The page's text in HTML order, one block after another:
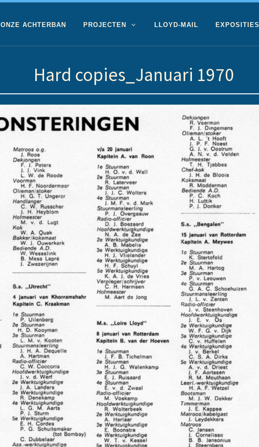
ONZE ACHTERBAN PROJECTEN LLOYD-MAIL EXPOSITIES
Hard copies_Januari 1970